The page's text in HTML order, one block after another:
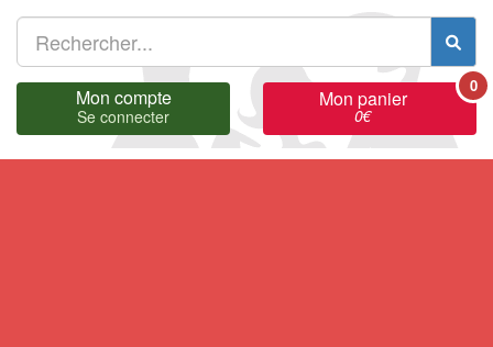
Mon compte
Se connecter
Mon panier
0€
0